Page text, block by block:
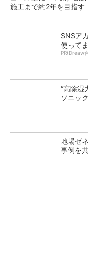
施工まで約2年を目指す
SNSア
使ってま
PR(Dreaw
“高除
ソニッ
地場ゼ
事例を